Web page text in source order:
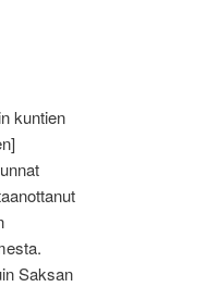
kuntien
Saksan